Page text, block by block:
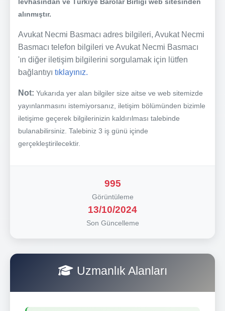
alınmıştır.
Avukat Necmi Basmacı adres bilgileri, Avukat Necmi
Basmacı telefon bilgileri ve Avukat Necmi Basmacı
'ın diğer iletişim bilgilerini sorgulamak için lütfen
bağlantıyı tıklayınız.
Not: Yukarıda yer alan bilgiler size aitse ve web sitemizde
yayınlanmasını istemiyorsanız, iletişim bölümünden bizimle
iletişime geçerek bilgilerinizin kaldırılması talebinde
bulanabilirsiniz. Talebiniz 3 iş günü içinde
gerçekleştirilecektir.
995
Görüntüleme
13/10/2024
Son Güncelleme
Uzmanlık Alanları